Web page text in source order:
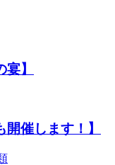
】
催します！】